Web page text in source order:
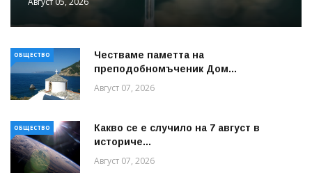
ОБЩЕСТВО
Честваме паметта на
преподобномъченик Дом...
Август 07, 2026
ОБЩЕСТВО
Какво се е случило на 7 август в
историче...
Август 07, 2026